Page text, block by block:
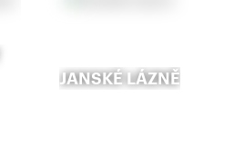
JANSKÉ LÁZNĚ